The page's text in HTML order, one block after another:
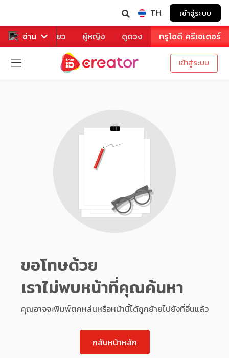
TH เข้าสู่ระบบ
อ่าน
หาร ท่องเที่ยว ผู้หญิง ดูดวง ทรูไอดี ครีเอเตอร์
เข้าสู่ระบบ
ขอโทษด้วย
เราไม่พบหน้าที่คุณค้นหา
คุณอาจจะพิมพ์ตกหล่นหรือหน้านี้ได้ถูกย้ายไปยังที่อื่นแล้ว
กลับหน้าหลัก